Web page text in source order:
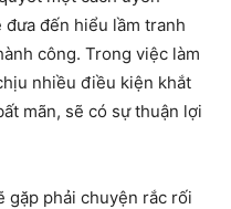
đến hiểu lầm tranh
công. Trong việc làm
nhiều điều kiện khắt
mãn, sẽ có sự thuận lợi
gặp phải chuyện rắc rối